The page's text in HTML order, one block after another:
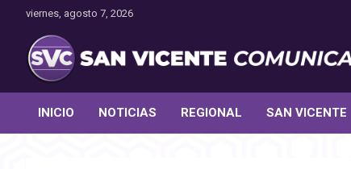
contenido
viernes, agosto 7, 2026
San Vicente Comunica
Toda la actualidad noticiosa de nuestra comuna
INICIO
NOTICIAS REGIONAL SAN VICENTE